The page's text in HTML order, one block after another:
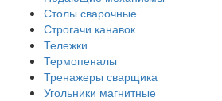
Столы сварочные
Строгачи канавок
Тележки
Термопеналы
Тренажеры сварщика
Угольники магнитные